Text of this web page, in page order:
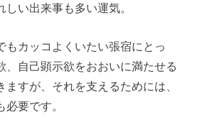
い出来事も多い運気。
もカッコよくいたい張宿にとっ
、自己顕示欲をおおいに満たせる
すが、それを支えるためには、
要です。